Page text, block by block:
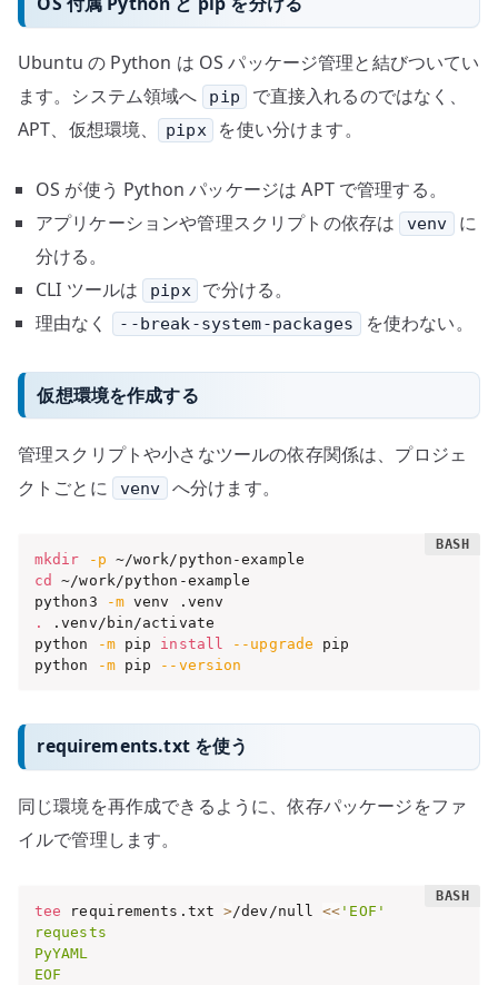
Ubuntu の Python は OS パッケージ管理と結びついてい
ます。システム領域へ
pip
で直接入れるのではなく、
APT、仮想環境、
pipx を使い分けます。
OS が使う Python パッケージは APT で管理する。
アプリケーションや管理スクリプトの依存は
venv
に
分ける。
CLI ツールは
pipx
で分ける。
理由なく
--break-system-packages を使わない。
仮想環境を作成する
管理スクリプトや小さなツールの依存関係は、プロジェ
クトごとに
venv へ分けます。
mkdir -p
cd
~/work/python-example
python3
-m
.
.venv/bin/activate
python
-m pip install --upgrade pip
python
-m pip --version
requirements.txt を使う
同じ環境を再作成できるように、依存パッケージをファ
イルで管理します。
tee requirements.txt >/dev/null << 'EOF'
requests
PyYAML
EOF